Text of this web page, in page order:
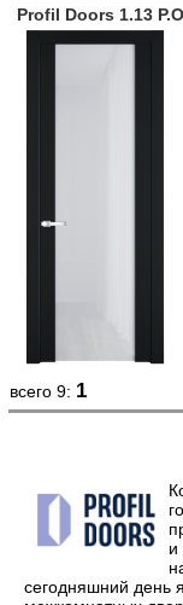
Profil Doors 1.13
всего 9: 1
и
сегодняшний день